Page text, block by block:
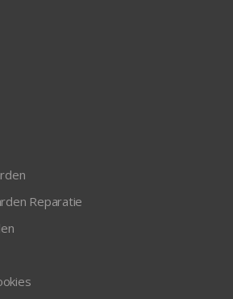
Reparatie